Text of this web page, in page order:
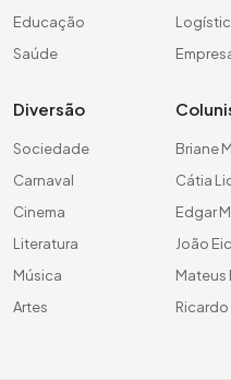
Educação
Saúde
Diversão
Sociedade
Carnaval
Cinema
Literatura
Música
Artes
Briane
Cátia
Edgar
João
Mateus
Ricardo